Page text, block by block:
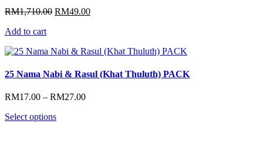
RM1,710.00 Original
RM49.00Current
Add to cart
25 Nama Nabi & Rasul (Khat Thuluth) PACK
RM17.00 – RM27.00Price
Select options